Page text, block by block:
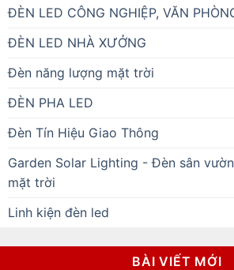
ĐÈN LED CÔNG NGHIỆP, VĂN
ĐÈN LED NHÀ XƯỞNG
Đèn năng lượng mặt trời
ĐÈN PHA LED
Đèn Tín Hiệu Giao Thông
Garden Solar Lighting - Đèn sân
mặt trời
Linh kiện đèn led
BÀI VIẾT MỚI